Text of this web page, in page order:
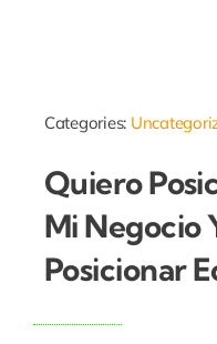
Categories:
Quiero
Mi Negocio
Posicionar